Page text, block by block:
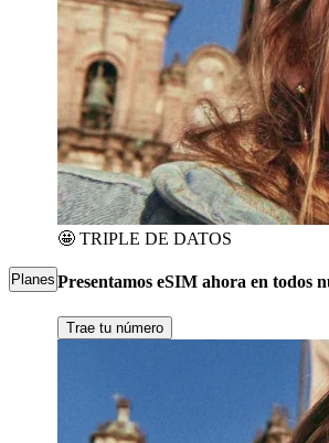
Planes
🤩 TRIPLE DE DATOS
Presentamos eSIM ahora en todos
Trae tu número